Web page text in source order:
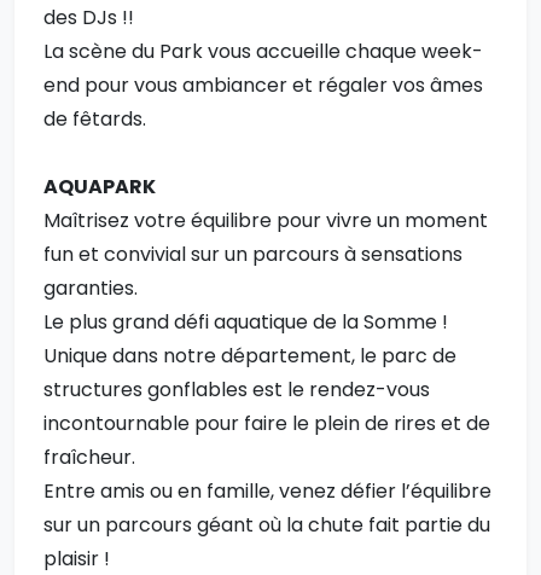
des DJs !!
La scène du Park vous accueille chaque week-
end pour vous ambiancer et régaler vos âmes
de fêtards.
AQUAPARK
Maîtrisez votre équilibre pour vivre un moment
fun et convivial sur un parcours à sensations
garanties.
Le plus grand défi aquatique de la Somme !
Unique dans notre département, le parc de
structures gonflables est le rendez-vous
incontournable pour faire le plein de rires et de
fraîcheur.
Entre amis ou en famille, venez défier l’équilibre
sur un parcours géant où la chute fait partie du
plaisir !